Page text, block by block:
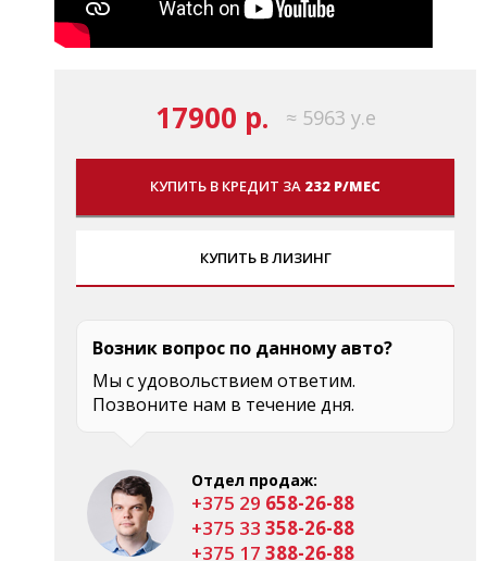
17900 р. ≈ 5963 у.е
КУПИТЬ В КРЕДИТ ЗА 232 Р/МЕС
КУПИТЬ В ЛИЗИНГ
Возник вопрос по данному авто?
Мы с удовольствием ответим.
Позвоните нам в течение дня.
Отдел продаж:
+375 29 658-26-88
+375 33 358-26-88
+375 17 388-26-88